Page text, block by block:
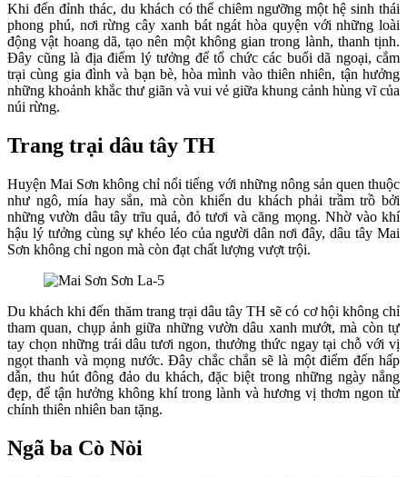
Khi đến đỉnh thác, du khách có thể chiêm ngưỡng một hệ sinh thái
phong phú, nơi rừng cây xanh bát ngát hòa quyện với những loài
động vật hoang dã, tạo nên một không gian trong lành, thanh tịnh.
Đây cũng là địa điểm lý tưởng để tổ chức các buổi dã ngoại, cắm
trại cùng gia đình và bạn bè, hòa mình vào thiên nhiên, tận hưởng
những khoảnh khắc thư giãn và vui vẻ giữa khung cảnh hùng vĩ của
núi rừng.
Trang trại dâu tây TH
Huyện Mai Sơn không chỉ nổi tiếng với những nông sản quen thuộc
như ngô, mía hay sắn, mà còn khiến du khách phải trầm trồ bởi
những vườn dâu tây trĩu quả, đỏ tươi và căng mọng. Nhờ vào khí
hậu lý tưởng cùng sự khéo léo của người dân nơi đây, dâu tây Mai
Sơn không chỉ ngon mà còn đạt chất lượng vượt trội.
Du khách khi đến thăm trang trại dâu tây TH sẽ có cơ hội không chỉ
tham quan, chụp ảnh giữa những vườn dâu xanh mướt, mà còn tự
tay chọn những trái dâu tươi ngon, thưởng thức ngay tại chỗ với vị
ngọt thanh và mọng nước. Đây chắc chắn sẽ là một điểm đến hấp
dẫn, thu hút đông đảo du khách, đặc biệt trong những ngày nắng
đẹp, để tận hưởng không khí trong lành và hương vị thơm ngon từ
chính thiên nhiên ban tặng.
Ngã ba Cò Nòi